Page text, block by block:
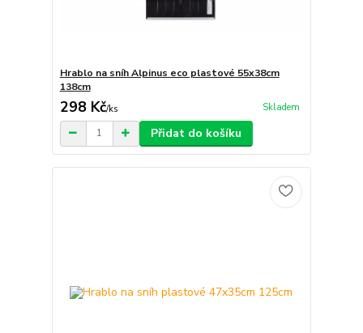
Hrablo na sníh Alpinus eco plastové 55x38cm
138cm
298 Kč/ks Skladem
Přidat do košíku